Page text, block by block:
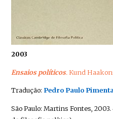
2003
Ensaios políticos.Kund
Tradução: Pedro Paulo
São Paulo: Martins Fontes,